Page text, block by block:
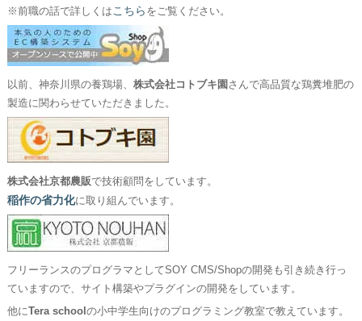
※前職の話で詳しくは こちら をご覧ください。
以前、神奈川県の養鶏場、 株式会社コトブキ園 さんで高品質な鶏糞堆肥の
製造に関わらせていただきました。
株式会社京都農販で技術顧問をしています。
稲作の省力化に取り組んでいます。
フリーランスのプログラマとしてSOY CMS/Shopの開発も引き続き行っ
ていますので、サイト構築やプラグインの開発をしています。
他にTera school の小中学生向けのプログラミング教室で教えています。